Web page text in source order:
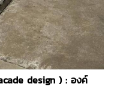
design ) : องค์